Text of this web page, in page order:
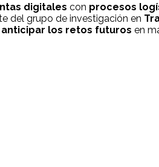
digitales con procesos
del grupo de investigación en
los retos futuros en